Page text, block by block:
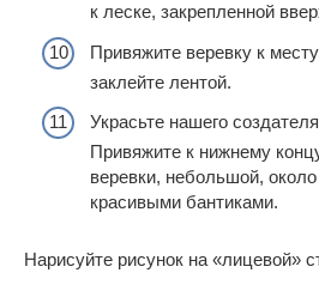
к леске, закрепленной
Привяжите веревку к
заклейте лентой.
Украсьте нашего
Привяжите к нижнему
веревки, небольшой,
красивыми бантиками.
Нарисуйте рисунок на «лицевой»